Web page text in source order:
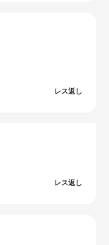
レス返し
レス返し